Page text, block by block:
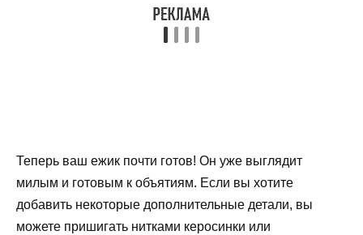
Теперь ваш ежик почти готов! Он уже выглядит
милым и готовым к объятиям. Если вы хотите
добавить некоторые дополнительные детали, вы
можете пришигать нитками керосинки или